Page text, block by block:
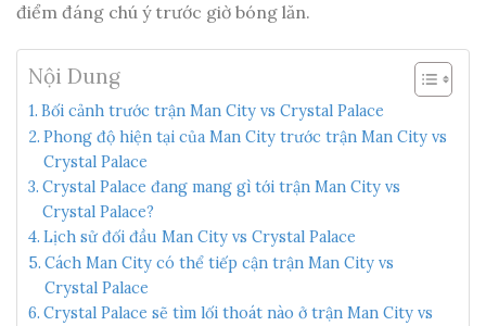
điểm đáng chú ý trước giờ bóng lăn.
Nội Dung
Bối cảnh trước trận Man City vs Crystal Palace
Phong độ hiện tại của Man City trước trận Man City vs
Crystal Palace
Crystal Palace đang mang gì tới trận Man City vs
Crystal Palace?
Lịch sử đối đầu Man City vs Crystal Palace
Cách Man City có thể tiếp cận trận Man City vs
Crystal Palace
Crystal Palace sẽ tìm lối thoát nào ở trận Man City vs